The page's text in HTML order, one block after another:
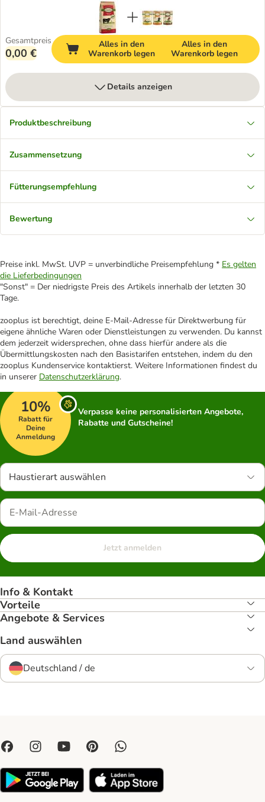
Gesamtpreis
0,00 €
Alles in den
Warenkorb legen
Alles in den
Warenkorb legen
Details anzeigen
Produktbeschreibung
Zusammensetzung
Fütterungsempfehlung
Bewertung
Preise inkl. MwSt. UVP = unverbindliche Preisempfehlung * Es gelten
die Lieferbedingungen
"Sonst" = Der niedrigste Preis des Artikels innerhalb der letzten 30
Tage.
zooplus ist berechtigt, deine E-Mail-Adresse für Direktwerbung für
eigene ähnliche Waren oder Dienstleistungen zu verwenden. Du kannst
dem jederzeit widersprechen, ohne dass hierfür andere als die
Übermittlungskosten nach den Basistarifen entstehen, indem du den
zooplus Kundenservice kontaktierst. Weitere Informationen findest du
in unserer Datenschutzerklärung.
10%
Rabatt für
Deine
Anmeldung
Verpasse keine personalisierten Angebote,
Rabatte und Gutscheine!
Haustierart auswählen
Jetzt anmelden
Info & Kontakt
Vorteile
Angebote & Services
Land auswählen
Deutschland / de